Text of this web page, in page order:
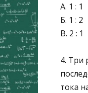
А. 1 : 1
Б. 1 : 2
В. 2 : 1
4. Три
тока